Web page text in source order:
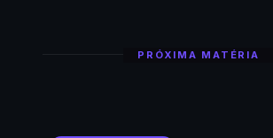
PRÓXIMA MATÉRIA